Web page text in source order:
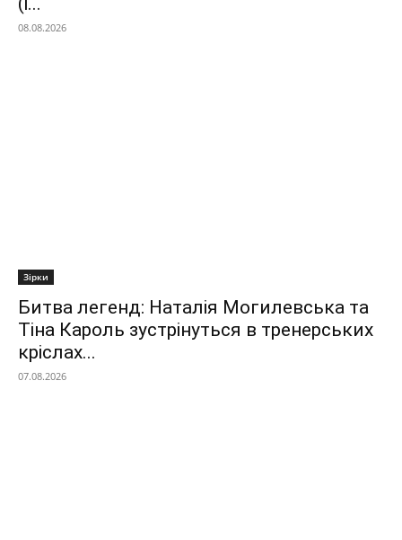
08.08.2026
Зірки
Битва легенд: Наталія Могилевська та
Тіна Кароль зустрінуться в тренерських
кріслах...
07.08.2026